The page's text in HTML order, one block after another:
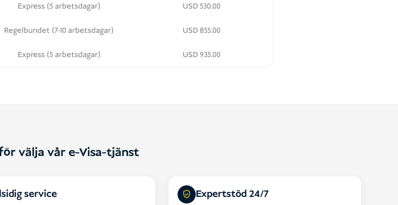
Express (5 arbetsdagar) USD530.00
Regelbundet (7-10 arbetsdagar) USD855.00
Express (5 arbetsdagar) USD935.00
välja vår e-Visa-tjänst
service Expertstöd 24/7